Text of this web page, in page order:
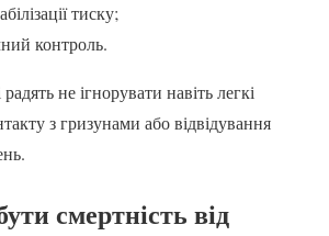
тиску;
контроль.
не ігнорувати навіть легкі
з гризунами або відвідування
смертність від